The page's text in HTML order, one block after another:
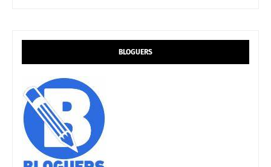
BLOGUERS